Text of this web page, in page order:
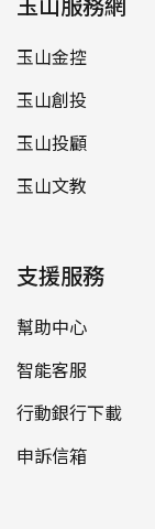
玉山金控
玉山創投
玉山投顧
玉山文教
支援服務
幫助中心
智能客服
行動銀行下載
申訴信箱